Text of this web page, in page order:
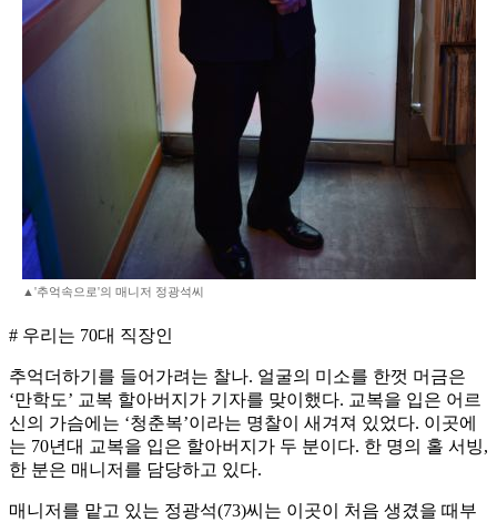
▲'추억속으로'의 매니저 정광석씨
# 우리는 70대 직장인
추억더하기를 들어가려는 찰나. 얼굴의 미소를 한껏 머금은
‘만학도’ 교복 할아버지가 기자를 맞이했다. 교복을 입은 어르
신의 가슴에는 ‘청춘복’이라는 명찰이 새겨져 있었다. 이곳에
는 70년대 교복을 입은 할아버지가 두 분이다. 한 명의 홀 서빙,
한 분은 매니저를 담당하고 있다.
매니저를 맡고 있는 정광석(73)씨는 이곳이 처음 생겼을 때부